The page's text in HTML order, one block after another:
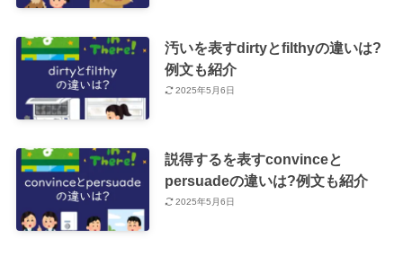
汚いを表すdirtyとfilthyの違いは?
例文も紹介
2025年5月6日
説得するを表すconvinceと
persuadeの違いは?例文も紹介
2025年5月6日